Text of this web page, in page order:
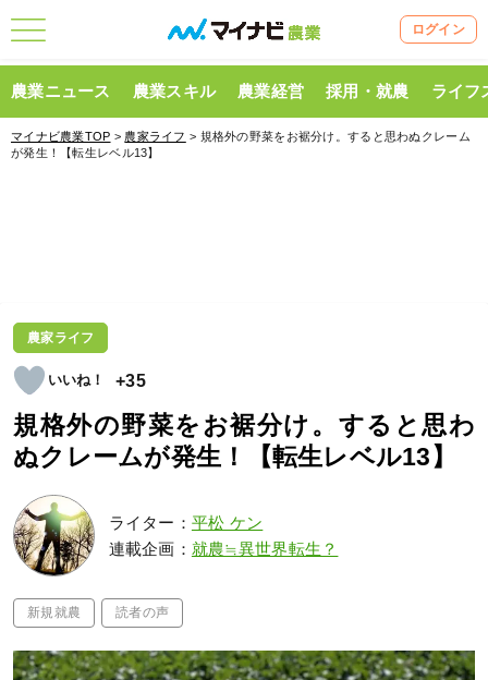
ログイン
農業ニュース 農業スキル 農業経営 採用・就農 ライフ
マイナビ農業TOP > 農家ライフ > 規格外の野菜をお裾分け。すると思わぬクレーム
が発生！【転生レベル13】
農家ライフ
+35
規格外の野菜をお裾分け。すると思わ
ぬクレームが発生！【転生レベル13】
ライター： 平松 ケン
連載企画： 就農≒異世界転生？
新規就農 読者の声